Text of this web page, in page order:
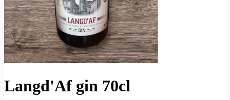
Langd'Af gin 70cl